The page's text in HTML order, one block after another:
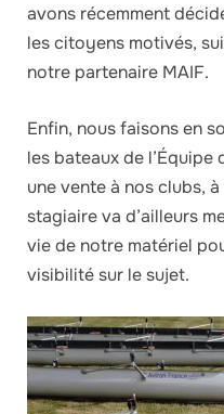
avons récemment
les citoyens motivés,
notre partenaire MAIF.
Enfin, nous faisons en
les bateaux de
une vente à nos clubs,
stagiaire va d’ailleurs
vie de notre matériel
visibilité sur le sujet.